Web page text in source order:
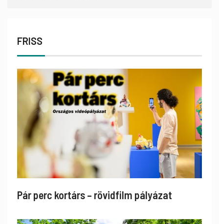
FRISS
Pár perc kortárs – rövidfilm pályázat